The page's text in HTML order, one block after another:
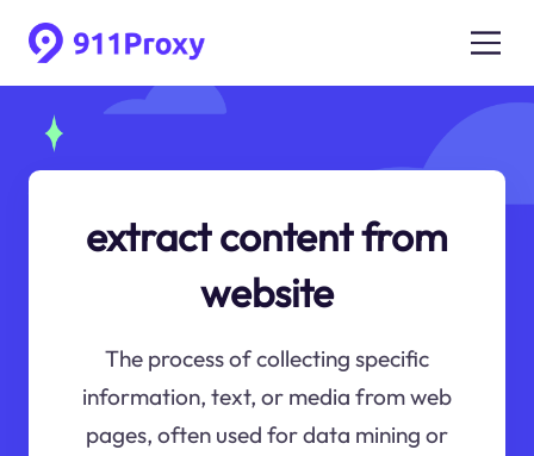
extract content from
website
The process of collecting specific
information, text, or media from web
pages, often used for data mining or